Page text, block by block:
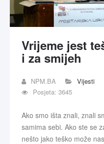
Vrijeme jest
i za smijeh
NPM.BA Vijesti
Posjeta: 3645
Ako smo išta znali, znali
samima sebi. Ako ste se
nešto jako teško može